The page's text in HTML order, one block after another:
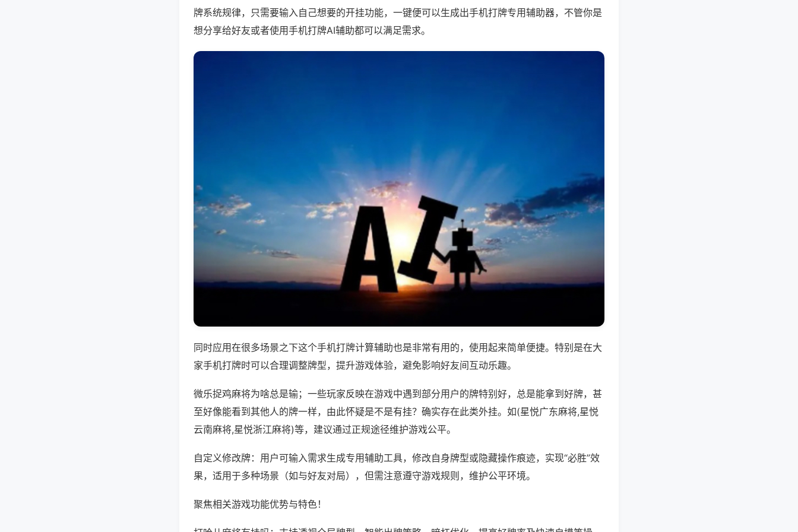
牌系统规律，只需要输入自己想要的开挂功能，一键便可以生成出手机打牌专用辅助器，不管你是
想分享给好友或者使用手机打牌AI辅助都可以满足需求。
同时应用在很多场景之下这个手机打牌计算辅助也是非常有用的，使用起来简单便捷。特别是在大
家手机打牌时可以合理调整牌型，提升游戏体验，避免影响好友间互动乐趣。
微乐捉鸡麻将为啥总是输；一些玩家反映在游戏中遇到部分用户的牌特别好，总是能拿到好牌，甚
至好像能看到其他人的牌一样，由此怀疑是不是有挂？确实存在此类外挂。如(星悦广东麻将,星悦
云南麻将,星悦浙江麻将)等，建议通过正规途径维护游戏公平。
自定义修改牌：用户可输入需求生成专用辅助工具，修改自身牌型或隐藏操作痕迹，实现“必胜”效
果，适用于多种场景（如与好友对局），但需注意遵守游戏规则，维护公平环境。
聚焦相关游戏功能优势与特色！